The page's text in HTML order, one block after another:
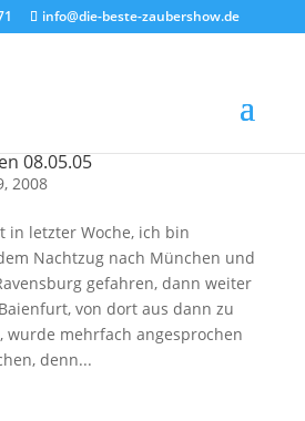
info@die-beste-zaubershow.de
08.05.05
2008
in letzter Woche, ich bin
Nachtzug nach München und
gefahren, dann weiter
von dort aus dann zu
wurde mehrfach angesprochen
denn...